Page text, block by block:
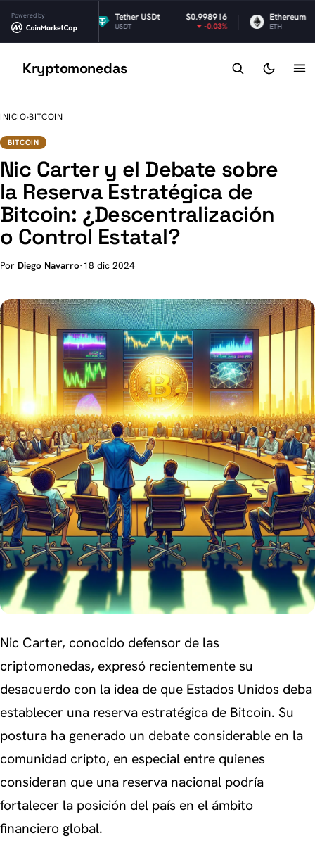
Powered by
$1.05
-2.58%
Tether USDt $0.998916
USDT -0.03%
Ethereum
ETH
Kryptomonedas
INICIO›BITCOIN
BITCOIN
Nic Carter y el Debate sobre
la Reserva Estratégica de
Bitcoin: ¿Descentralización
o Control Estatal?
Por Diego Navarro·18 dic 2024
Nic Carter, conocido defensor de las
criptomonedas, expresó recientemente su
desacuerdo con la idea de que Estados Unidos deba
establecer una reserva estratégica de Bitcoin. Su
postura ha generado un debate considerable en la
comunidad cripto, en especial entre quienes
consideran que una reserva nacional podría
fortalecer la posición del país en el ámbito
financiero global.